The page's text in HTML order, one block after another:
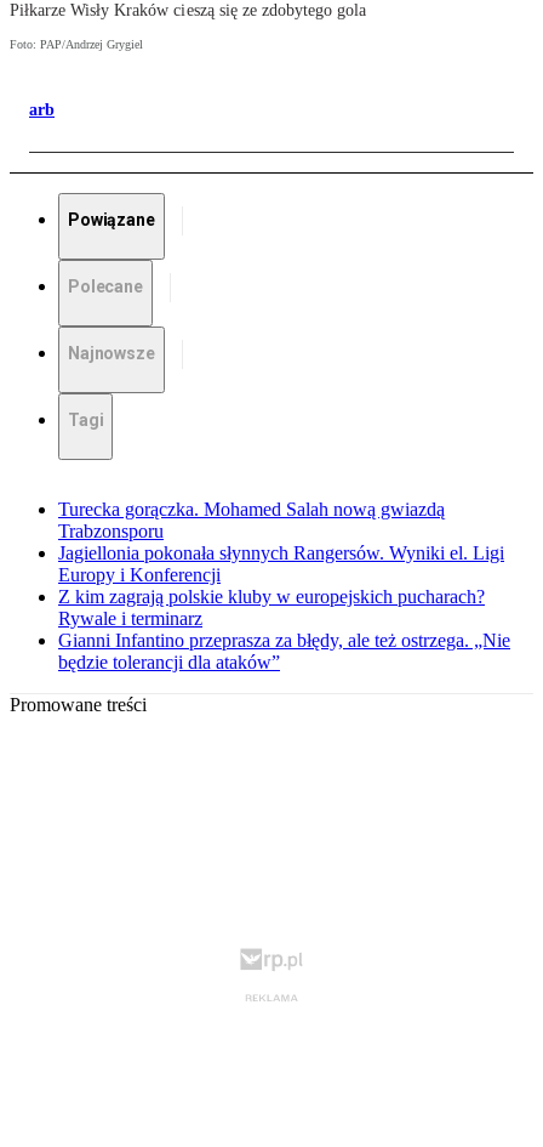
Piłkarze Wisły Kraków cieszą się ze zdobytego gola
Foto: PAP/Andrzej Grygiel
arb
Powiązane
Polecane
Najnowsze
Tagi
Turecka gorączka. Mohamed Salah nową gwiazdą
Trabzonsporu
Jagiellonia pokonała słynnych Rangersów. Wyniki el. Ligi
Europy i Konferencji
Z kim zagrają polskie kluby w europejskich pucharach?
Rywale i terminarz
Gianni Infantino przeprasza za błędy, ale też ostrzega. „Nie
będzie tolerancji dla ataków”
Promowane treści